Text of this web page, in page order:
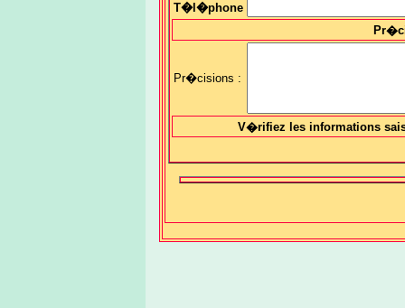
T�l�phone
Pr�cisions :
V�rifiez les informations